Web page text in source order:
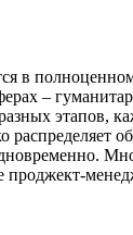
в
–
этапов,